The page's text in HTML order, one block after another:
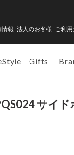
情報 法人のお客様 ご利用
Gifts
サイ